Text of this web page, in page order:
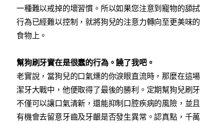
一種難以戒掉的壞習慣。所以如果您注意到寵物的舔拭
行為已經難以控制，就將狗兒的注意力轉向至更美味的
食物上。
幫狗刷牙實在是很蠢的行為。饒了我吧。
老實說，當狗兒的口氣燻的你淚眼直流時，那麼在這場
潔牙大戰中，他便取得了最後的勝利。定期幫狗兒刷牙
不僅可以讓口氣清新，還能抑制口腔疾病的風險，並且
有機會去留意牙齒及牙齦是否發生異常。認真點，千萬